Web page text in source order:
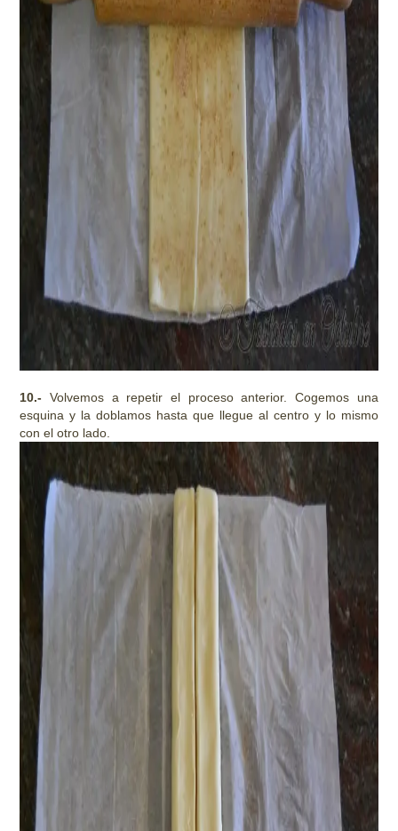
10.- Volvemos a repetir el proceso anterior. Cogemos una
esquina y la doblamos hasta que llegue al centro y lo mismo
con el otro lado.